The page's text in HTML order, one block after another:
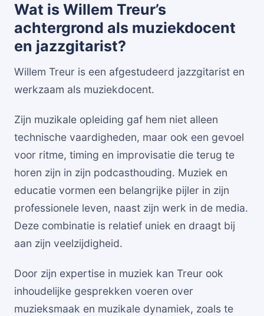
Wat is Willem Treur’s
achtergrond als muziekdocent
en jazzgitarist?
Willem Treur is een afgestudeerd jazzgitarist en
werkzaam als muziekdocent.
Zijn muzikale opleiding gaf hem niet alleen
technische vaardigheden, maar ook een gevoel
voor ritme, timing en improvisatie die terug te
horen zijn in zijn podcasthouding. Muziek en
educatie vormen een belangrijke pijler in zijn
professionele leven, naast zijn werk in de media.
Deze combinatie is relatief uniek en draagt bij
aan zijn veelzijdigheid.
Door zijn expertise in muziek kan Treur ook
inhoudelijke gesprekken voeren over
muzieksmaak en muzikale dynamiek, zoals te